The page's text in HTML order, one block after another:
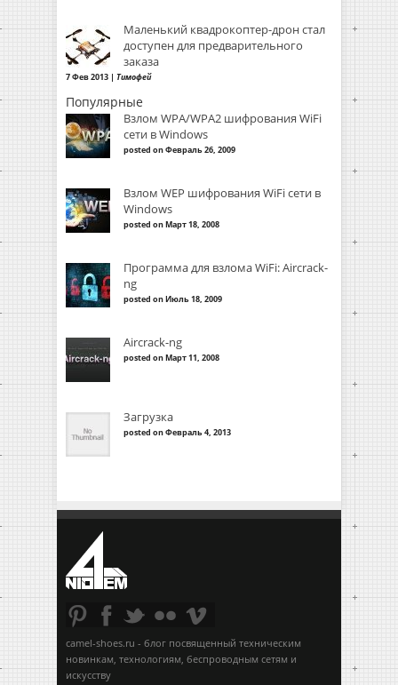
Маленький квадрокоптер-дрон стал
доступен для предварительного
заказа
7 Фев 2013 | Тимофей
Популярные
Взлом WPA/WPA2 шифрования WiFi
сети в Windows
posted on Февраль 26, 2009
Взлом WEP шифрования WiFi сети в
Windows
posted on Март 18, 2008
Программа для взлома WiFi: Aircrack-
ng
posted on Июль 18, 2009
Aircrack-ng
posted on Март 11, 2008
Загрузка
posted on Февраль 4, 2013
camel-shoes.ru - блог посвященный техническим
новинкам, технологиям, беспроводным сетям и
искусству